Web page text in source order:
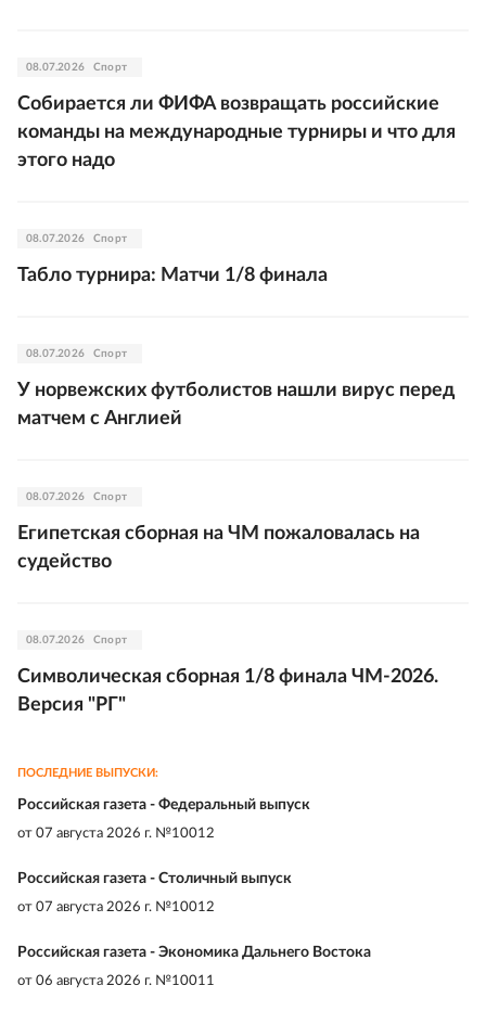
08.07.2026 Спорт
Собирается ли ФИФА возвращать российские
команды на международные турниры и что для
этого надо
08.07.2026 Спорт
Табло турнира: Матчи 1/8 финала
08.07.2026 Спорт
У норвежских футболистов нашли вирус перед
матчем с Англией
08.07.2026 Спорт
Египетская сборная на ЧМ пожаловалась на
судейство
08.07.2026 Спорт
Символическая сборная 1/8 финала ЧМ-2026.
Версия "РГ"
ПОСЛЕДНИЕ ВЫПУСКИ:
Российская газета - Федеральный выпуск
от 07 августа 2026 г. №10012
Российская газета - Столичный выпуск
от 07 августа 2026 г. №10012
Российская газета - Экономика Дальнего Востока
от 06 августа 2026 г. №10011